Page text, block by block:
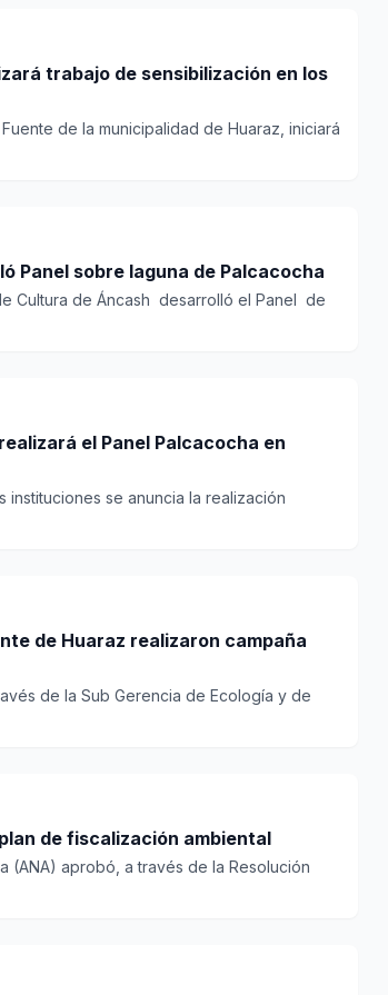
trabajo de sensibilización en los
de la municipalidad de Huaraz, iniciará
Panel sobre laguna de Palcacocha
Cultura de Áncash desarrolló el Panel de
el Panel Palcacocha en
se anuncia la realización
de Huaraz realizaron campaña
de la Sub Gerencia de Ecología y de
de fiscalización ambiental
(ANA) aprobó, a través de la Resolución